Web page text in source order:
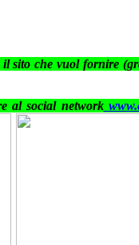
sito che vuol fornire
al social network